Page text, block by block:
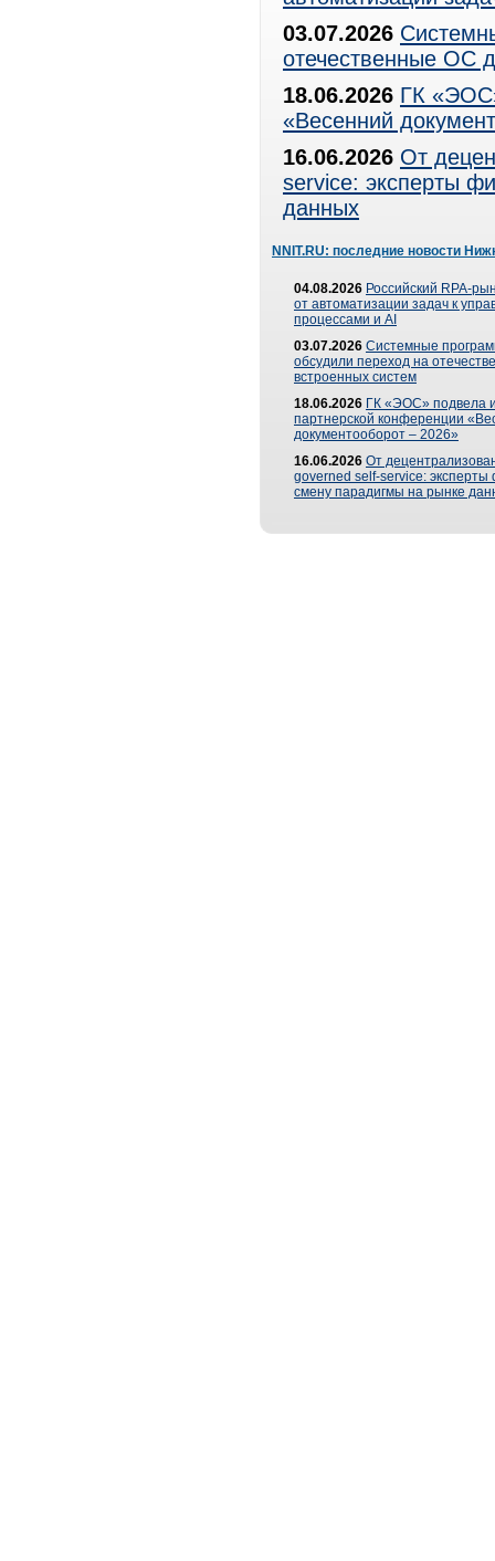
03.07.2026
отечественные ОС
18.06.2026 ГК
«Весенний
16.06.2026 От
service: эксперты
данных
NNIT.RU: последние новости
04.08.2026 Российский RPA-
от автоматизации задач к
процессами и AI
03.07.2026 Системные
обсудили переход на
встроенных систем
18.06.2026 ГК «ЭОС» подвела
партнерской конференции
документооборот – 2026»
16.06.2026 От
governed self-service: эксперты
смену парадигмы на рынке